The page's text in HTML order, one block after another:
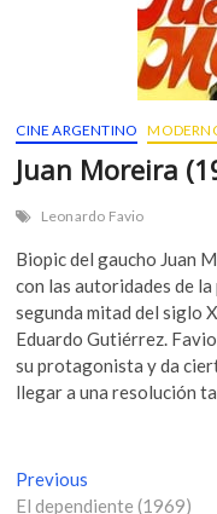
CINE ARGENTINO
Juan Moreira
Leonardo Favio
Biopic del gaucho Juan
con las autoridades de
segunda mitad del siglo
Eduardo Gutiérrez.
su protagonista y da
llegar a una resolución
N
Previous
r
El dependiente (1969)